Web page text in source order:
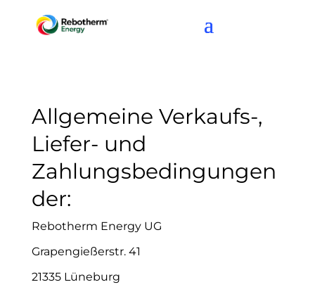
Allgemeine Verkaufs-,
Liefer- und
Zahlungsbedingungen
der:
Rebotherm Energy UG
Grapengießerstr. 41
21335 Lüneburg